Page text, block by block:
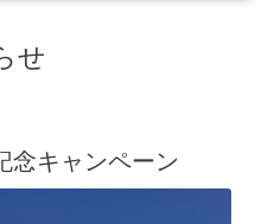
せ
念キャンペーン